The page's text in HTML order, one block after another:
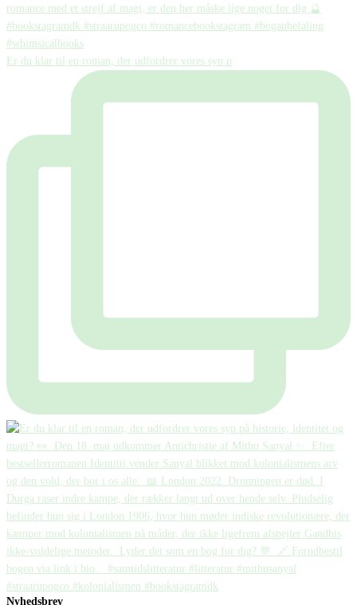
Er du klar til en roman, der udfordrer vores syn p
Nyhedsbrev